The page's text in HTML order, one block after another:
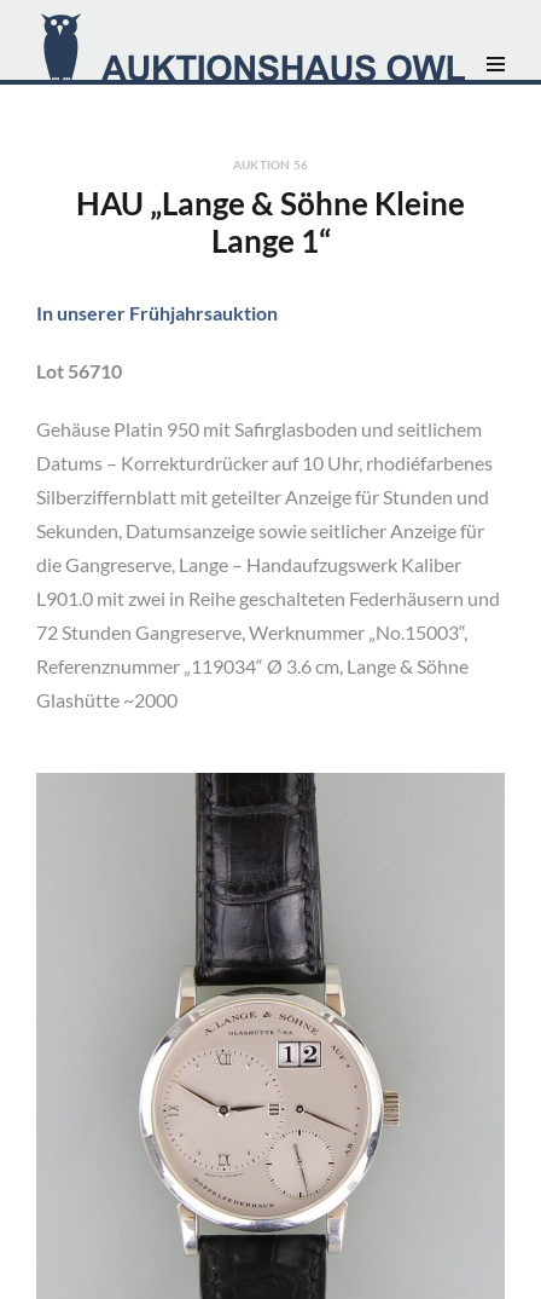
AUKTION 56
HAU „Lange & Söhne Kleine
Lange 1“
In unserer Frühjahrsauktion
Lot 56710
Gehäuse Platin 950 mit Safirglasboden und seitlichem
Datums – Korrekturdrücker auf 10 Uhr, rhodiéfarbenes
Silberziffernblatt mit geteilter Anzeige für Stunden und
Sekunden, Datumsanzeige sowie seitlicher Anzeige für
die Gangreserve, Lange – Handaufzugswerk Kaliber
L901.0 mit zwei in Reihe geschalteten Federhäusern und
72 Stunden Gangreserve, Werknummer „No.15003“,
Referenznummer „119034“ Ø 3.6 cm, Lange & Söhne
Glashütte ~2000